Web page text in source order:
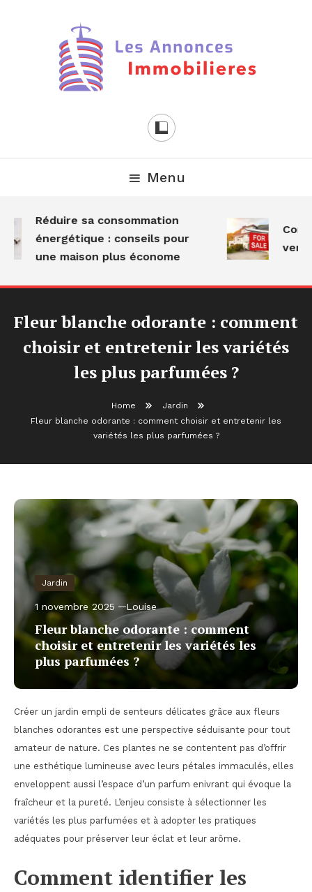
Les Annonces
Immobilières
Menu
Réduire sa consommation
énergétique : conseils pour
une maison plus économe
Fleur blanche odorante : comment
choisir et entretenir les variétés
les plus parfumées ?
Home
Jardin
Fleur blanche odorante : comment choisir et entretenir les
variétés les plus parfumées ?
Jardin
1 novembre 2025 Louise
Fleur blanche odorante : comment
choisir et entretenir les variétés les
plus parfumées ?
Créer un jardin empli de senteurs délicates grâce aux fleurs
blanches odorantes est une perspective séduisante pour tout
amateur de nature. Ces plantes ne se contentent pas d’offrir
une esthétique lumineuse avec leurs pétales immaculés, elles
enveloppent aussi l’espace d’un parfum enivrant qui évoque la
fraîcheur et la pureté. L’enjeu consiste à sélectionner les
variétés les plus parfumées et à adopter les pratiques
adéquates pour préserver leur éclat et leur arôme.
Comment identifier les